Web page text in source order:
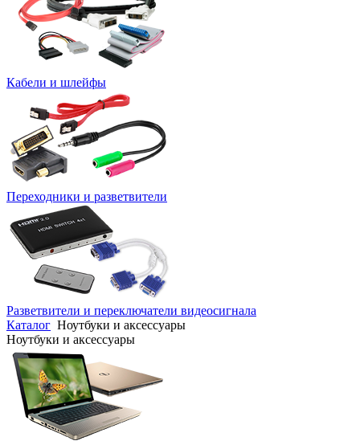
Кабели и шлейфы
Переходники и разветвители
Разветвители и переключатели видеосигнала
Каталог Ноутбуки и аксессуары
Ноутбуки и аксессуары